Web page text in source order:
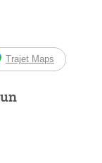
Trajet Maps